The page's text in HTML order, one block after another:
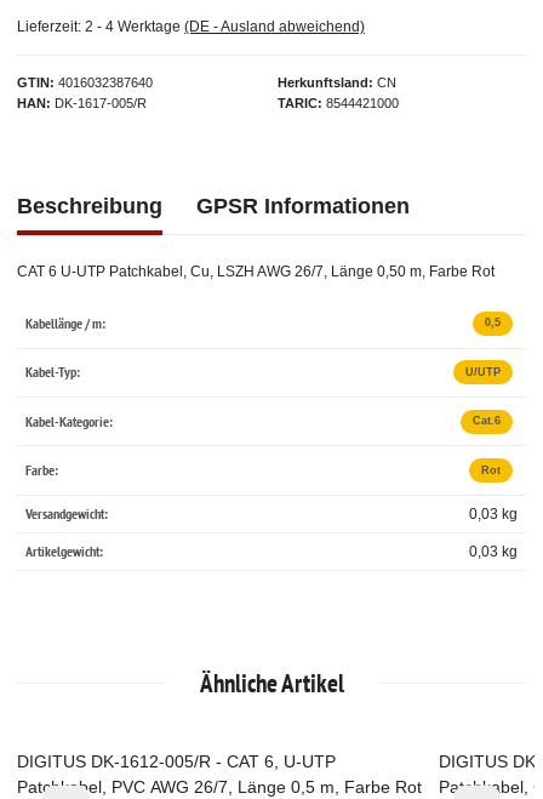
GTIN 4016032387640
HAN
DK-1617-005/R
Herkunftsland
CN
TARIC
8544421000
Lieferzeit: 2 - 4 Werktage (DE - Ausland abweichend)
Beschreibung GPSR Informationen
CAT 6 U-UTP Patchkabel, Cu, LSZH AWG 26/7, Länge 0,50 m, Farbe Rot
Kabellänge / m: 0,5
Kabel-Typ: U/UTP
Kabel-Kategorie: Cat.6
Farbe: Rot
Versandgewicht: 0,03 kg
Artikelgewicht: 0,03 kg
Ähnliche Artikel
Ausverkauft
DIGITUS DK-1612-005/R - CAT 6, U-UTP
Patchkabel, PVC AWG 26/7, Länge 0,5 m, Farbe Rot
Top
DIGITUS
Patchkabel,